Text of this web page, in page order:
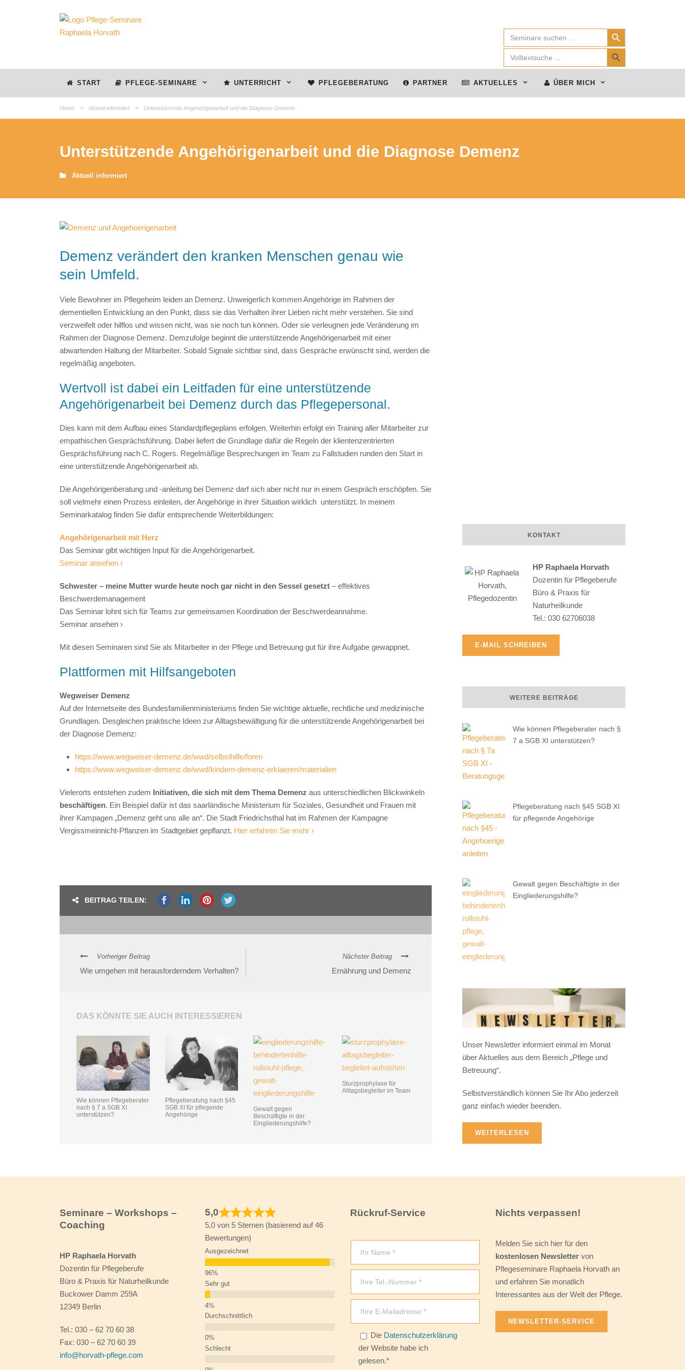
Search
for:
Search Button
Search
for:
Search Button
START PFLEGE-SEMINARE UNTERRICHT PFLEGEBERATUNG PARTNER AKTUELLES ÜBER MICH
Home > Aktuell informiert > Unterstützende Angehörigenarbeit und die Diagnose Demenz
Unterstützende Angehörigenarbeit und die Diagnose Demenz
Aktuell informiert
Demenz verändert den kranken Menschen genau wie
sein Umfeld.
Viele Bewohner im Pflegeheim leiden an Demenz. Unweigerlich kommen Angehörige im Rahmen der
dementiellen Entwicklung an den Punkt, dass sie das Verhalten ihrer Lieben nicht mehr verstehen. Sie sind
verzweifelt oder hilflos und wissen nicht, was sie noch tun können. Oder sie verleugnen jede Veränderung im
Rahmen der Diagnose Demenz. Demzufolge beginnt die unterstützende Angehörigenarbeit mit einer
abwartenden Haltung der Mitarbeiter. Sobald Signale sichtbar sind, dass Gespräche erwünscht sind, werden die
regelmäßig angeboten.
Wertvoll ist dabei ein Leitfaden für eine unterstützende
Angehörigenarbeit bei Demenz durch das Pflegepersonal.
Dies kann mit dem Aufbau eines Standardpflegeplans erfolgen. Weiterhin erfolgt ein Training aller Mitarbeiter zur
empathischen Gesprächsführung. Dabei liefert die Grundlage dafür die Regeln der klientenzentrierten
Gesprächsführung nach C. Rogers. Regelmäßige Besprechungen im Team zu Fallstudien runden den Start in
eine unterstützende Angehörigenarbeit ab.
Die Angehörigenberatung und -anleitung bei Demenz darf sich aber nicht nur in einem Gespräch erschöpfen. Sie
soll vielmehr einen Prozess einleiten, der Angehörige in ihrer Situation wirklich unterstützt. In meinem
Seminarkatalog finden Sie dafür entsprechende Weiterbildungen:
Angehörigenarbeit mit Herz
Das Seminar gibt wichtigen Input für die Angehörigenarbeit.
Seminar ansehen ›
Schwester – meine Mutter wurde heute noch gar nicht in den Sessel gesetzt – effektives
Beschwerdemanagement
Das Seminar lohnt sich für Teams zur gemeinsamen Koordination der Beschwerdeannahme.
Seminar ansehen ›
Mit diesen Seminaren sind Sie als Mitarbeiter in der Pflege und Betreuung gut für ihre Aufgabe gewappnet.
Plattformen mit Hilfsangeboten
Wegweiser Demenz
Auf der Internetseite des Bundesfamilienministeriums finden Sie wichtige aktuelle, rechtliche und medizinische
Grundlagen. Desgleichen praktische Ideen zur Alltagsbewältigung für die unterstützende Angehörigenarbeit bei
der Diagnose Demenz:
https://www.wegweiser-demenz.de/wwd/selbsthilfe/foren
https://www.wegweiser-demenz.de/wwd/kindern-demenz-erklaeren/materialien
Vielerorts entstehen zudem Initiativen, die sich mit dem Thema Demenz aus unterschiedlichen Blickwinkeln
beschäftigen. Ein Beispiel dafür ist das saarländische Ministerium für Soziales, Gesundheit und Frauen mit
ihrer Kampagen „Demenz geht uns alle an“. Die Stadt Friedrichsthal hat im Rahmen der Kampagne
Vergissmeinnicht-Pflanzen im Stadtgebiet gepflanzt. Hier erfahren Sie mehr ›
BEITRAG TEILEN:
Vorheriger Beitrag
Wie umgehen mit herausforderndem Verhalten?
Nächster Beitrag
Ernährung und Demenz
DAS KÖNNTE SIE AUCH INTERESSIEREN
Wie können Pflegeberater
nach § 7 a SGB XI
unterstützen?
Pflegeberatung nach §45
SGB XI für pflegende
Angehörige
Gewalt gegen
Beschäftigte in der
Eingliederungshilfe?
Sturzprophylaxe für
Alltagsbegleiter im Team
KONTAKT
HP Raphaela Horvath
Dozentin für Pflegeberufe
Büro & Praxis für
Naturheilkunde
Tel.: 030 62706038
E-MAIL SCHREIBEN
WEITERE BEITRÄGE
Wie können Pflegeberater nach §
7 a SGB XI unterstützen?
Pflegeberatung nach §45 SGB XI
für pflegende Angehörige
Gewalt gegen Beschäftigte in der
Eingliederungshilfe?
Unser Newsletter informiert einmal im Monat
über Aktuelles aus dem Bereich „Pflege und
Betreuung“.
Selbstverständlich können Sie Ihr Abo jederzeit
ganz einfach wieder beenden.
WEITERLESEN
Seminare – Workshops –
Coaching
HP Raphaela Horvath
Dozentin für Pflegeberufe
Büro & Praxis für Naturheilkunde
Buckower Damm 259A
12349 Berlin
Tel.: 030 – 62 70 60 38
Fax: 030 – 62 70 60 39
info@horvath-pflege.com
5,0
5,0 von 5 Sternen (basierend auf 46
Bewertungen)
Ausgezeichnet
Sehr gut
Durchschnittlich
Schlecht
Rückruf-Service
Bitte lasse dieses Feld leer.
Die Datenschutzerklärung
der Website habe ich
gelesen.*
Nichts verpassen!
Melden Sie sich hier für den
kostenlosen Newsletter von
Pflegeseminare Raphaela Horvath an
und erfahren Sie monatlich
Interessantes aus der Welt der Pflege.
NEWSLETTER-SERVICE